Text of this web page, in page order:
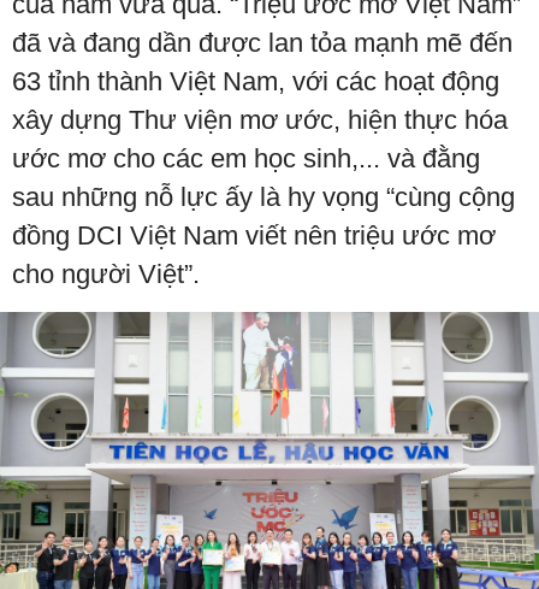
đã và đang dần được lan tỏa mạnh mẽ đến
63 tỉnh thành Việt Nam, với các hoạt động
xây dựng Thư viện mơ ước, hiện thực hóa
ước mơ cho các em học sinh,... và đằng
sau những nỗ lực ấy là hy vọng “cùng cộng
đồng DCI Việt Nam viết nên triệu ước mơ
cho người Việt”.